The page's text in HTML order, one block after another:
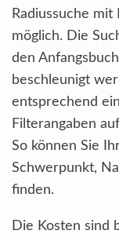
Radiussuche
möglich. Die
den
beschleunigt
entsprechend
Filterangaben
So können Sie
Schwerpunkt,
finden.
Die Kosten sind